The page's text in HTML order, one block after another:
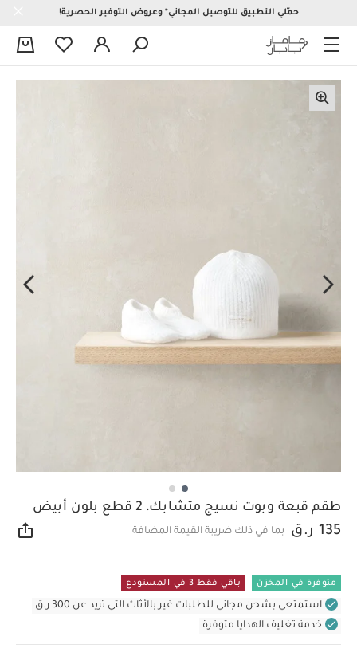
حمّلي التطبيق للتوصيل المجاني* وعروض التوفير الحصرية!
طقم قبعة وبوت نسيج متشابك، 2 قطع بلون أبيض
135 ر.ق بما في ذلك ضريبة القيمة المضافة
متوفرة في المخزن باقي فقط 3 في المستودع
استمتعي بشحن مجاني للطلبات غير بالأثاث التي تزيد عن 300 ر.ق
خدمة تغليف الهدايا متوفرة